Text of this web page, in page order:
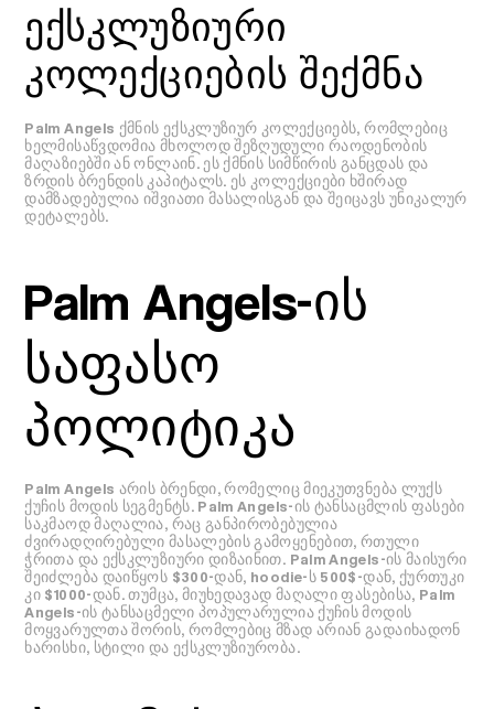
ექსკლუზიური
კოლექციების შექმნა
Palm Angels ქმნის ექსკლუზიურ კოლექციებს, რომლებიც
ხელმისაწვდომია მხოლოდ შეზღუდული რაოდენობის
მაღაზიებში ან ონლაინ. ეს ქმნის სიმწირის განცდას და
ზრდის ბრენდის კაპიტალს. ეს კოლექციები ხშირად
დამზადებულია იშვიათი მასალისგან და შეიცავს უნიკალურ
დეტალებს.
Palm Angels-ის
საფასო
პოლიტიკა
Palm Angels არის ბრენდი, რომელიც მიეკუთვნება ლუქს
ქუჩის მოდის სეგმენტს. Palm Angels-ის ტანსაცმლის ფასები
საკმაოდ მაღალია, რაც განპირობებულია
ძვირადღირებული მასალების გამოყენებით, რთული
ჭრითა და ექსკლუზიური დიზაინით. Palm Angels-ის მაისური
შეიძლება დაიწყოს $300-დან, hoodie-ს 500$-დან, ქურთუკი
კი $1000-დან. თუმცა, მიუხედავად მაღალი ფასებისა, Palm
Angels-ის ტანსაცმელი პოპულარულია ქუჩის მოდის
მოყვარულთა შორის, რომლებიც მზად არიან გადაიხადონ
ხარისხი, სტილი და ექსკლუზიურობა.